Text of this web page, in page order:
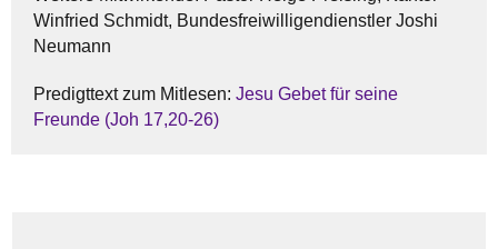
Winfried Schmidt, Bundesfreiwilligendienstler Joshi
Neumann
Predigttext zum Mitlesen: Jesu Gebet für seine
Freunde (Joh 17,20-26)